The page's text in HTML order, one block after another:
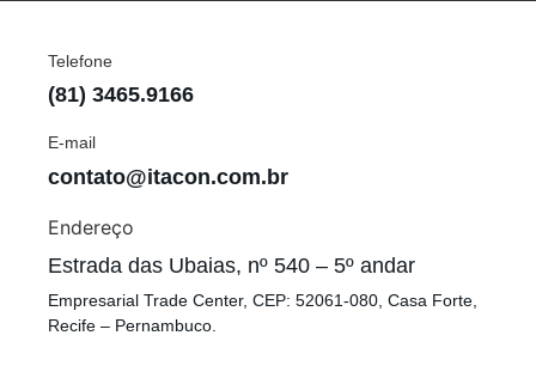
Telefone
(81) 3465.9166
E-mail
contato@itacon.com.br
Endereço
Estrada das Ubaias, nº 540 – 5º andar
Empresarial Trade Center, CEP: 52061-080, Casa Forte,
Recife – Pernambuco.